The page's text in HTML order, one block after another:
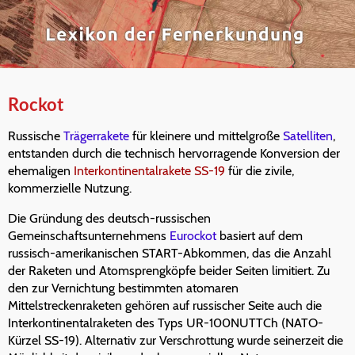
Rockot
Russische Trägerrakete für kleinere und mittelgroße Satelliten,
entstanden durch die technisch hervorragende Konversion der
ehemaligen Interkontinentalrakete SS-19 für die zivile,
kommerzielle Nutzung.
Die Gründung des deutsch-russischen
Gemeinschaftsunternehmens Eurockotbasiert auf dem
russisch-amerikanischen START-Abkommen, das die Anzahl
der Raketen und Atomsprengköpfe beider Seiten limitiert. Zu
den zur Vernichtung bestimmten atomaren
Mittelstreckenraketen gehören auf russischer Seite auch die
Interkontinentalraketen des Typs UR-100NUTTCh (NATO-
Kürzel SS-19). Alternativ zur Verschrottung wurde seinerzeit die